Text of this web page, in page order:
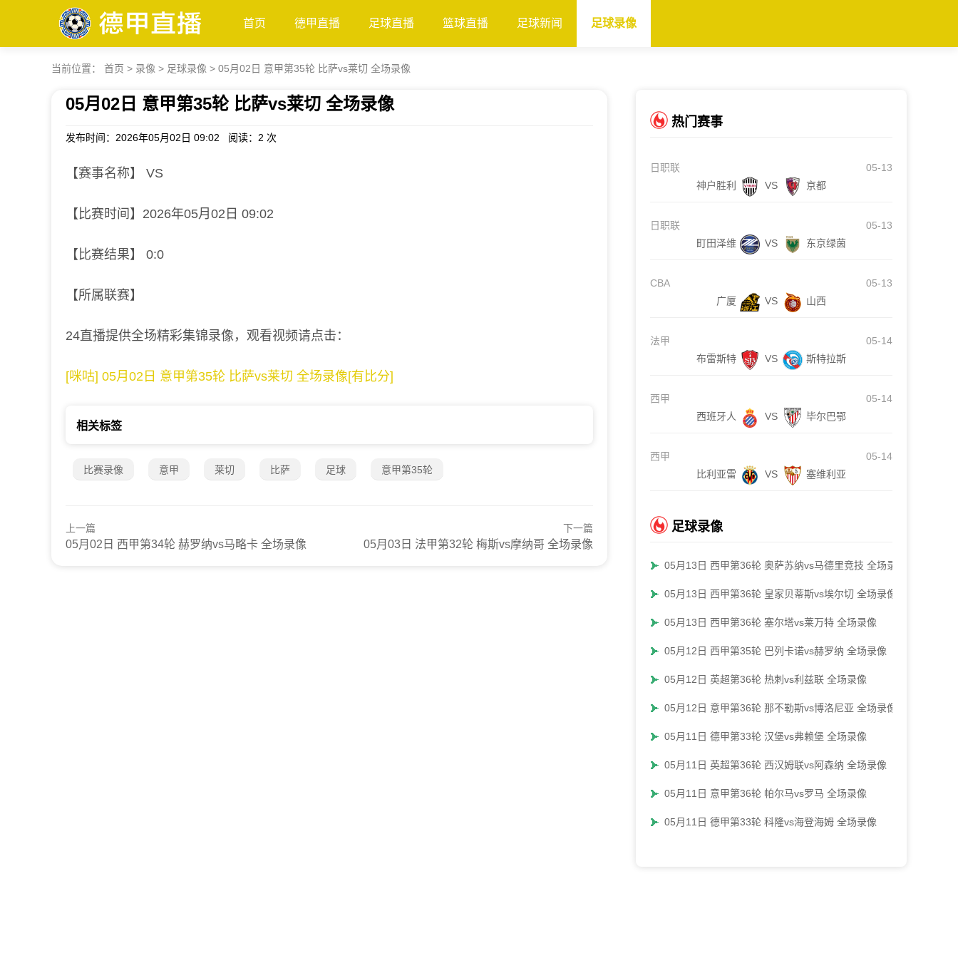
首页 德甲直播 足球直播 篮球直播 足球新闻 足球录像
当前位置： 首页 > 录像 > 足球录像 > 05月02日 意甲第35轮 比萨vs莱切 全场录像
05月02日 意甲第35轮 比萨vs莱切 全场录像
发布时间：2026年05月02日 09:02 阅读： 2 次
【赛事名称】 VS
【比赛时间】2026年05月02日 09:02
【比赛结果】 0:0
【所属联赛】
24直播提供全场精彩集锦录像，观看视频请点击：
[咪咕] 05月02日 意甲第35轮 比萨vs莱切 全场录像[有比分]
相关标签
比赛录像 意甲 莱切 比萨 足球 意甲第35轮
上一篇
05月02日 西甲第34轮 赫罗纳vs马略卡 全场录像
下一篇
05月03日 法甲第32轮 梅斯vs摩纳哥 全场录像
热门赛事
日职联
05-13
神户胜利
VS 京都
日职联
05-13
町田泽维
VS 东京绿茵
CBA
05-13
广厦
VS 山西
法甲
05-14
布雷斯特
VS 斯特拉斯
西甲
05-14
西班牙人
VS 毕尔巴鄂
西甲
05-14
比利亚雷
VS 塞维利亚
足球录像
05月13日 西甲第36轮 奥萨苏纳vs马德里竞技 全场录像
05月13日 西甲第36轮 皇家贝蒂斯vs埃尔切 全场录像
05月13日 西甲第36轮 塞尔塔vs莱万特 全场录像
05月12日 西甲第35轮 巴列卡诺vs赫罗纳 全场录像
05月12日 英超第36轮 热刺vs利兹联 全场录像
05月12日 意甲第36轮 那不勒斯vs博洛尼亚 全场录像
05月11日 德甲第33轮 汉堡vs弗赖堡 全场录像
05月11日 英超第36轮 西汉姆联vs阿森纳 全场录像
05月11日 意甲第36轮 帕尔马vs罗马 全场录像
05月11日 德甲第33轮 科隆vs海登海姆 全场录像